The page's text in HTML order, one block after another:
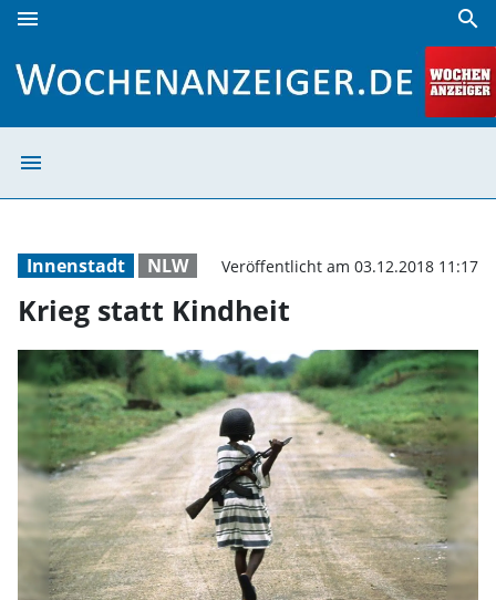
menu search
menu
Innenstadt NLW Veröffentlicht am 03.12.2018 11:17
Krieg statt Kindheit